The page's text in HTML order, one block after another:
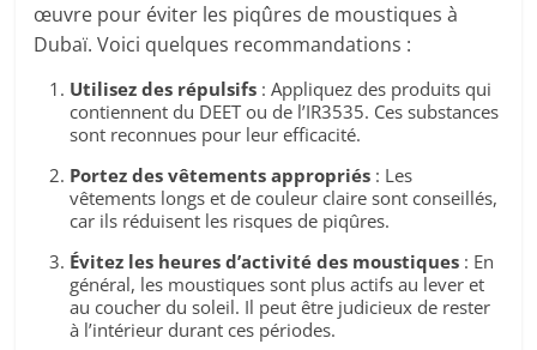
œuvre pour éviter les piqûres de moustiques à
Dubaï. Voici quelques recommandations :
Utilisez des répulsifs : Appliquez des produits qui
contiennent du DEET ou de l’IR3535. Ces substances
sont reconnues pour leur efficacité.
Portez des vêtements appropriés : Les
vêtements longs et de couleur claire sont conseillés,
car ils réduisent les risques de piqûres.
Évitez les heures d’activité des moustiques : En
général, les moustiques sont plus actifs au lever et
au coucher du soleil. Il peut être judicieux de rester
à l’intérieur durant ces périodes.